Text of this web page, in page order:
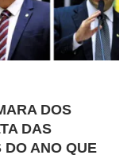
DOS
DAS
ANO QUE